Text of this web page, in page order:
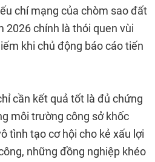
chí mạng của chòm sao đất
2026 chính là thói quen vùi
khi chủ động báo cáo tiến
cần kết quả tốt là đủ chứng
môi trường công sở khốc
tình tạo cơ hội cho kẻ xấu lợi
những đồng nghiệp khéo